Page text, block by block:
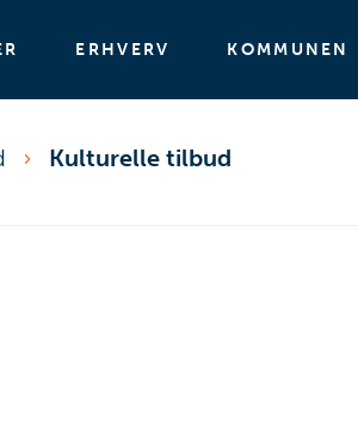
ERHVERV KOMMUNEN
Kulturelle tilbud